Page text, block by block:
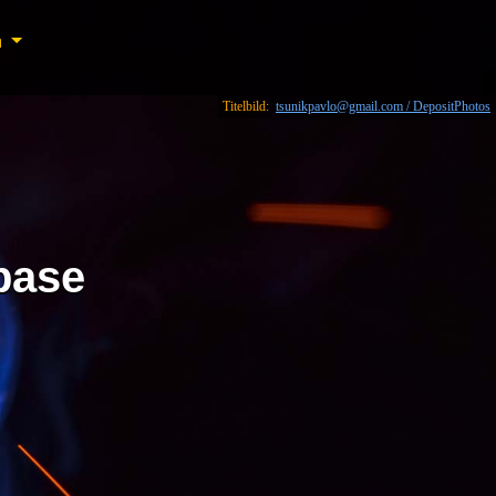
Titelbild: tsunikpavlo@gmail.com / DepositPhotos